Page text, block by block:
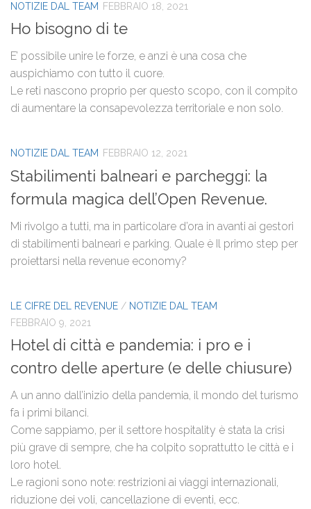
NOTIZIE DAL TEAM FEBBRAIO 18, 2021
Ho bisogno di te
E’ possibile unire le forze, e anzi è una cosa che
auspichiamo con tutto il cuore.
Le reti nascono proprio per questo scopo, con il compito
di aumentare la consapevolezza territoriale e non solo.
NOTIZIE DAL TEAM FEBBRAIO 12, 2021
Stabilimenti balneari e parcheggi: la
formula magica dell’Open Revenue.
Mi rivolgo a tutti, ma in particolare d’ora in avanti ai gestori
di stabilimenti balneari e parking. Quale è Il primo step per
proiettarsi nella revenue economy?
LE CIFRE DEL REVENUE / NOTIZIE DAL TEAM
FEBBRAIO 9, 2021
Hotel di città e pandemia: i pro e i
contro delle aperture (e delle chiusure)
A un anno dall’inizio della pandemia, il mondo del turismo
fa i primi bilanci.
Come sappiamo, per il settore hospitality è stata la crisi
più grave di sempre, che ha colpito soprattutto le città e i
loro hotel.
Le ragioni sono note: restrizioni ai viaggi internazionali,
riduzione dei voli, cancellazione di eventi, ecc.